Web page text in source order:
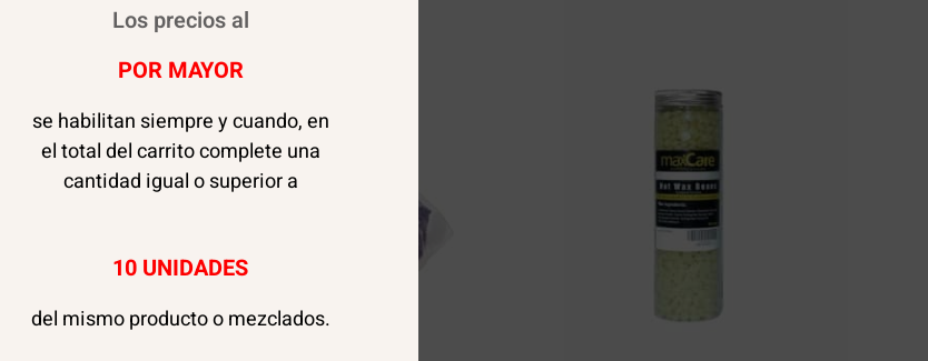
Los precios al
POR MAYOR
se habilitan siempre y cuando, en
el total del carrito complete una
cantidad igual o superior a
10 UNIDADES
del mismo producto o mezclados.